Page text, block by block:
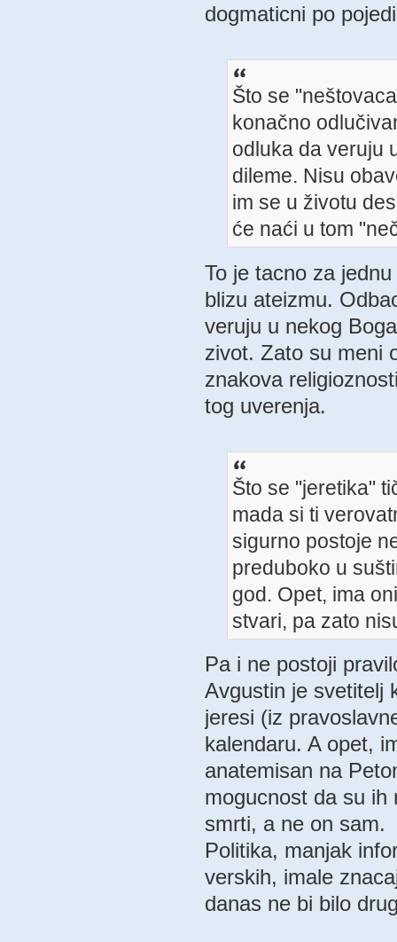
dogmaticni po
Što se
konačno
odluka da veruju
dileme. Nisu
im se u životu
će naći u tom
To je tacno za
blizu ateizmu.
veruju u nekog
zivot. Zato su meni
znakova
tog uverenja.
Što se "jeretika"
mada si ti
sigurno postoje
preduboko u
god. Opet, ima
stvari, pa zato
Pa i ne postoji
Avgustin je svetitelj
jeresi (iz
kalendaru. A opet,
anatemisan na
mogucnost da su ih
smrti, a ne on sam.
Politika, manjak
verskih, imale
danas ne bi bilo